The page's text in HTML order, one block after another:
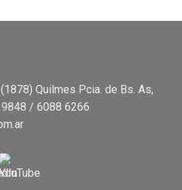
Quilmes Pcia. de Bs. As,
/ 6088 6266